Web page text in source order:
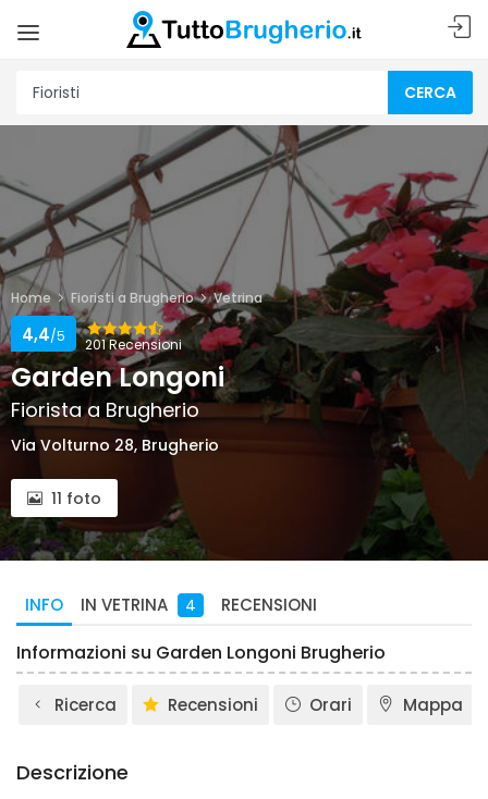
CERCA
Home Fioristi a Brugherio Vetrina
201 Recensioni
4,4/5
Garden Longoni
Fiorista a Brugherio
Via Volturno 28, Brugherio
11 foto
INFO IN VETRINA 4 RECENSIONI
Informazioni su Garden Longoni Brugherio
Ricerca Recensioni Orari Mappa
Descrizione